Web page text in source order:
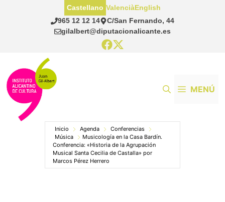
965 12 12 14
C/San Fernando, 44
gilalbert@diputacionalicante.es
Castellano ValenciàEnglish
MENÚ
Inicio Agenda
Conferencias
Música
Musicología en la Casa Bardín.
Conferencia: «Historia de la Agrupación
Musical Santa Cecilia de Castalla» por
Marcos Pérez Herrero